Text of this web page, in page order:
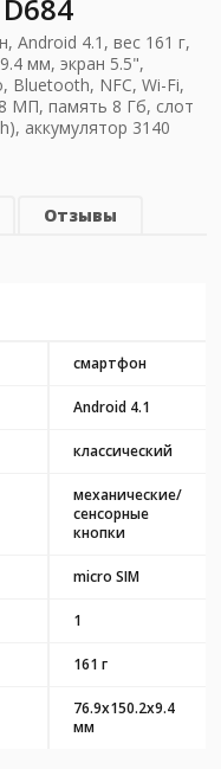
D684
Android 4.1, вес 161 г,
мм, экран 5.5",
Bluetooth, NFC, Wi-Fi,
МП, память 8 Гб, слот
аккумулятор 3140
Отзывы
смартфон
Android 4.1
классический
механические/
сенсорные
кнопки
micro SIM
1
161 г
76.9x150.2x9.4
мм